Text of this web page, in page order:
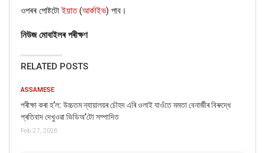
ওপৰৰ পোষ্টটো ইয়াত(আৰ্কাইভ) পাব।
নিউজ মোবাইলৰ পৰীক্ষণ
RELATED POSTS
ASSAMESE
পৰীক্ষা কৰা হ’ল: উচ্চতম ন্যায়ালয়ৰ চৌহদ এৰি ওলাই যাওঁতে মমতা বেনাৰ্জীৰ বিৰুদ্ধে
প্ৰতিবাদ দেখুওৱা ভিডিঅ’টো সম্পাদিত
Feb 27, 2026